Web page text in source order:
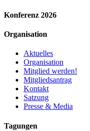
Konferenz 2026
Organisation
Aktuelles
Organisation
Mitglied werden!
Mitgliedsantrag
Kontakt
Satzung
Presse & Media
Tagungen